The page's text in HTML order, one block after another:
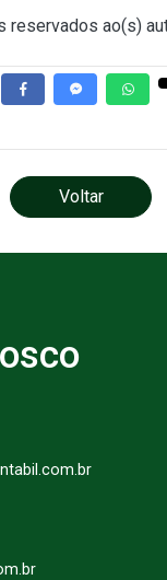
reservados ao(s)
Voltar